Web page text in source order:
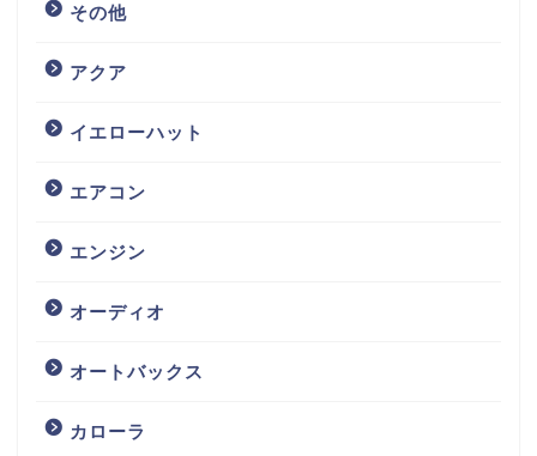
その他
アクア
イエローハット
エアコン
エンジン
オーディオ
オートバックス
カローラ